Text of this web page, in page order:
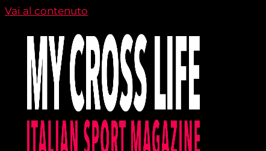
Vai al contenuto